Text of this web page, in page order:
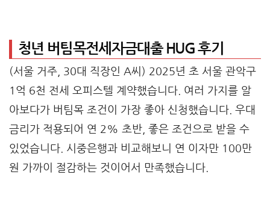
청년 버팀목전세자금대출 HUG 후기
(서울 거주, 30대 직장인 A씨) 2025년 초 서울 관악구
1억 6천 전세 오피스텔 계약했습니다. 여러 가지를 알
아보다가 버팀목 조건이 가장 좋아 신청했습니다. 우대
금리가 적용되어 연 2% 초반, 좋은 조건으로 받을 수
있었습니다. 시중은행과 비교해보니 연 이자만 100만
원 가까이 절감하는 것이어서 만족했습니다.